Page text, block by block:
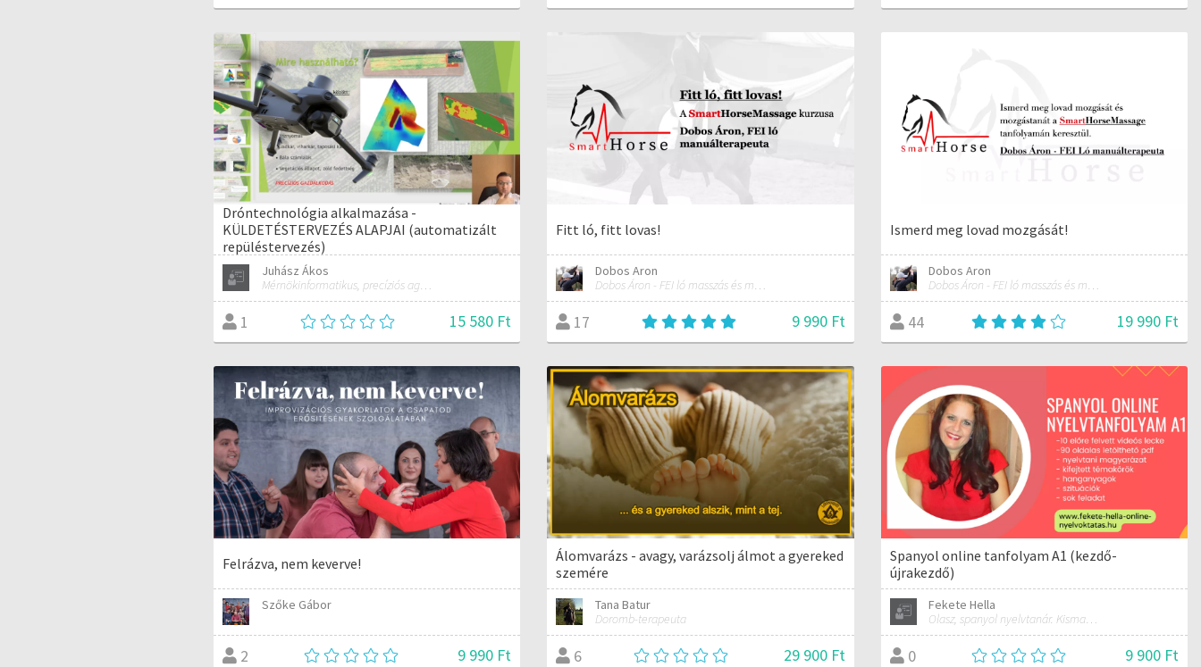
Dróntechnológia alkalmazása -
KÜLDETÉSTERVEZÉS ALAPJAI (automatizált
repüléstervezés)
Juhász Ákos
Mérnökinformatikus, precíziós agrárgazdálkodási szakmérnök, hivatásos ipari drónpilóta
1 15 580 Ft
Fitt ló, fitt lovas!
Dobos Aron
Dobos Áron - FEI ló masszás és manuálterapeuta
17 9 990 Ft
Ismerd meg lovad mozgását!
Dobos Aron
Dobos Áron - FEI ló masszás és manuálterapeuta
44 19 990 Ft
Felrázva, nem keverve!
Szőke Gábor
2 9 990 Ft
Álomvarázs - avagy, varázsolj álmot a gyereked
szemére
Tana Batur
Doromb-terapeuta
6 29 900 Ft
Spanyol online tanfolyam A1 (kezdő-
újrakezdő)
Fekete Hella
Olasz, spanyol nyelvtanár. Kismama és női jóga oktató.
0 9 900 Ft